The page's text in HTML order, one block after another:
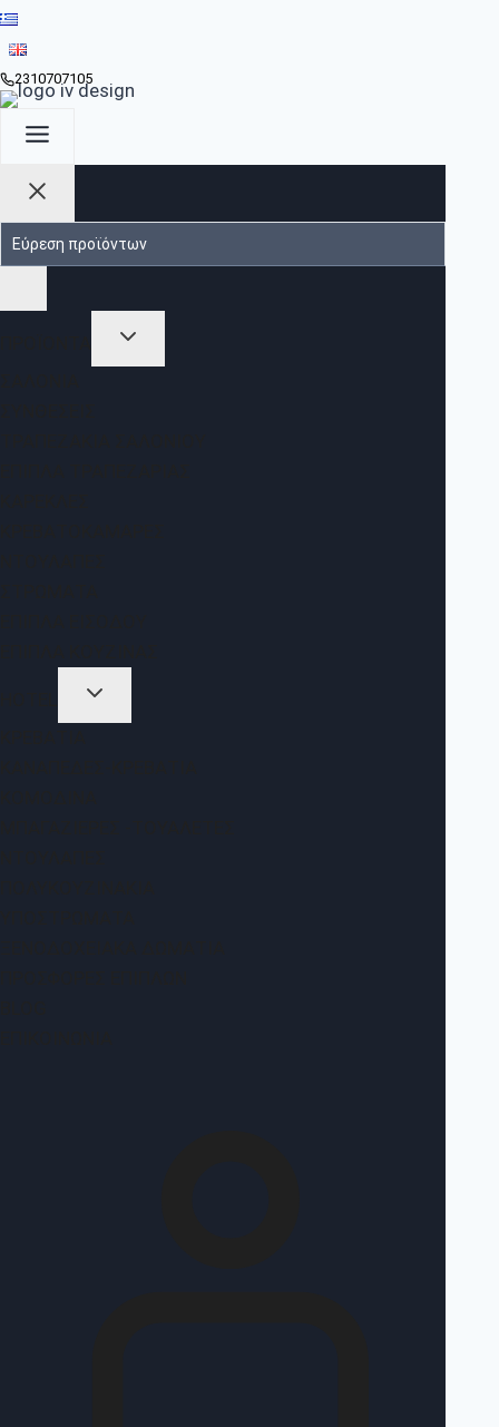
2310707105